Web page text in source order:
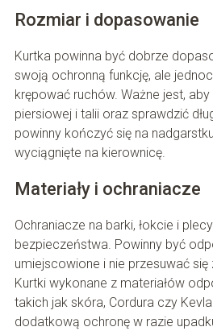
Rozmiar i dopasowanie
Kurtka powinna być dobrze
swoją ochronną funkcję, ale
krępować ruchów. Ważne jest,
piersiowej i talii oraz sprawdzić
powinny kończyć się na
wyciągnięte na kierownicę.
Materiały i ochraniacze
Ochraniacze na barki, łokcie i
bezpieczeństwa. Powinny być
umiejscowione i nie przesuwać
Kurtki wykonane z materiałów
takich jak skóra, Cordura czy
dodatkową ochronę w razie